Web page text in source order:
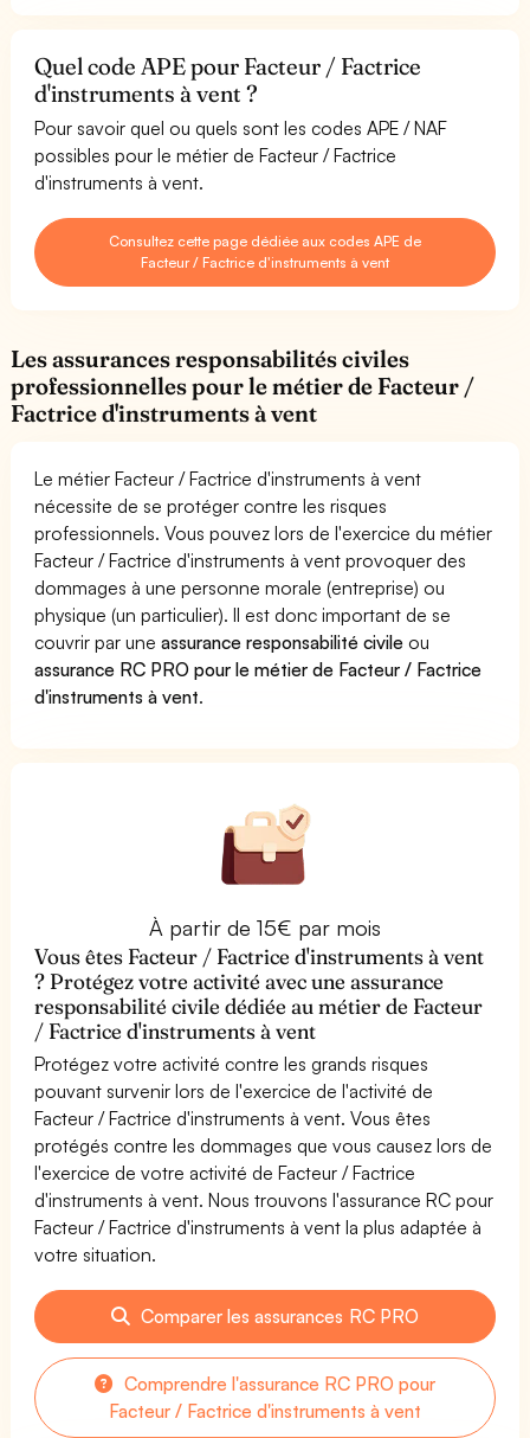
Quel code APE pour Facteur / Factrice
d'instruments à vent ?
Pour savoir quel ou quels sont les codes APE / NAF
possibles pour le métier de Facteur / Factrice
d'instruments à vent.
Consultez cette page dédiée aux codes APE de
Facteur / Factrice d'instruments à vent
Les assurances responsabilités civiles
professionnelles pour le métier de Facteur /
Factrice d'instruments à vent
Le métier Facteur / Factrice d'instruments à vent
nécessite de se protéger contre les risques
professionnels. Vous pouvez lors de l'exercice du métier
Facteur / Factrice d'instruments à vent provoquer des
dommages à une personne morale (entreprise) ou
physique (un particulier). Il est donc important de se
couvrir par uneassurance responsabilité civile ou
assurance RC PRO pour le métier de Facteur / Factrice
d'instruments à vent.
À partir de 15€ par mois
Vous êtes Facteur / Factrice d'instruments à vent
? Protégez votre activité avec une assurance
responsabilité civile dédiée au métier de Facteur
/ Factrice d'instruments à vent
Protégez votre activité contre les grands risques
pouvant survenir lors de l'exercice de l'activité de
Facteur / Factrice d'instruments à vent. Vous êtes
protégés contre les dommages que vous causez lors de
l'exercice de votre activité de Facteur / Factrice
d'instruments à vent. Nous trouvons l'assurance RC pour
Facteur / Factrice d'instruments à vent la plus adaptée à
votre situation.
Comparer les assurances RC PRO
Comprendre l'assurance RC PRO pour
Facteur / Factrice d'instruments à vent